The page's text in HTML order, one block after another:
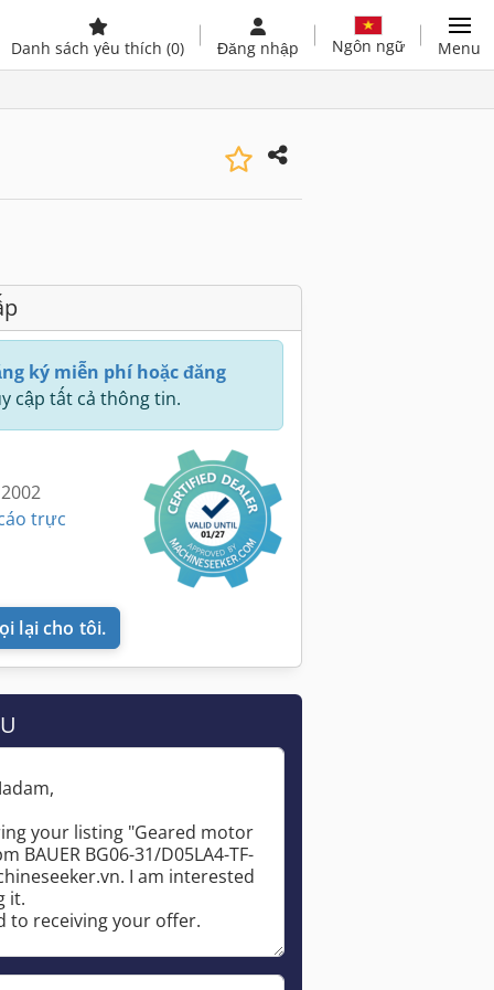
Danh sách yêu thích (0) Đăng nhập Ngôn ngữ Menu
ký miễn phí hoặc đăng
cập tất cả thông tin.
trực
lại cho tôi.